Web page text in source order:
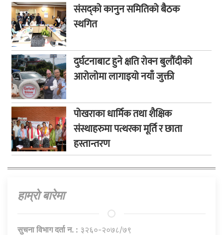
संसद्को कानुन समितिको बैठक
स्थगित
दुर्घटनाबाट हुने क्षति रोक्न बुलौंदीको
आरोलोमा लागाइयो नयाँ जुक्ती
पोखराका धार्मिक तथा शैक्षिक
संस्थाहरुमा पत्थरका मूर्ति र छाता
हस्तान्तरण
हाम्राे बारेमा
सुचना विभाग दर्ता न. : ३२६०-२०७८/७९